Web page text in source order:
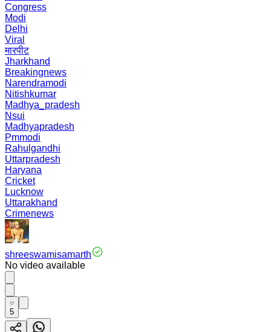
Congress
Modi
Delhi
Viral
मारपीट
Jharkhand
Breakingnews
Narendramodi
Nitishkumar
Madhya_pradesh
Nsui
Madhyapradesh
Pmmodi
Rahulgandhi
Uttarpradesh
Haryana
Cricket
Lucknow
Uttarakhand
Crimenews
shreeswamisamarth
No video available
5